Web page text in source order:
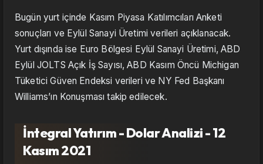
Bugün yurt içinde Kasım Piyasa Katılımcıları Anketi
sonuçları ve Eylül Sanayi Üretimi verileri açıklanacak.
Yurt dışında ise Euro Bölgesi Eylül Sanayi Üretimi, ABD
Eylül JOLTS Açık İş Sayısı, ABD Kasım Öncü Michigan
Tüketici Güven Endeksi verileri ve NY Fed Başkanı
Williams’ın Konuşması takip edilecek.
İntegral Yatırım - Dolar Analizi - 12
Kasım 2021